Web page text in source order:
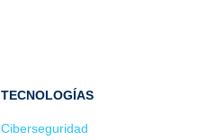
TECNOLOGÍAS
Ciberseguridad